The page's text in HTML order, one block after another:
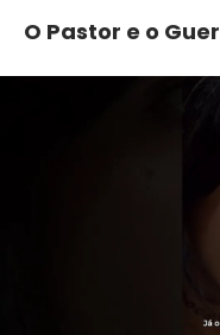
O Pastor e o